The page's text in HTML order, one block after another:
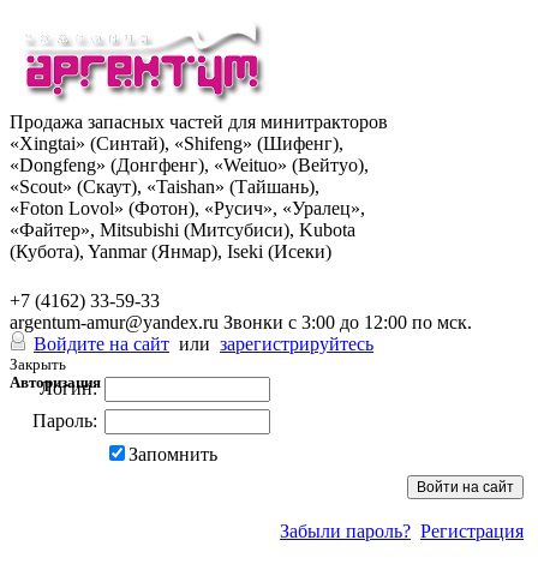
Продажа запасных частей для минитракторов
«Xingtai» (Синтай), «Shifeng» (Шифенг),
«Dongfeng» (Донгфенг), «Weituo» (Вейтуо),
«Scout» (Скаут), «Taishan» (Тайшань),
«Foton Lovol» (Фотон), «Русич», «Уралец»,
«Файтер», Mitsubishi (Митсубиси), Kubota
(Кубота), Yanmar (Янмар), Iseki (Исеки)
+7 (4162) 33-59-33
argentum-amur@yandex.ru Звонки с 3:00 до 12:00 по мск.
Войдите на сайт или зарегистрируйтесь
Закрыть
Авторизация
Логин:
Пароль:
Запомнить
Забыли пароль? Регистрация